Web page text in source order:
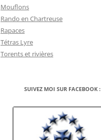
Mouflons
Rando en Chartreuse
Rapaces
Tétras Lyre
Torents et rivières
SUIVEZ MOI SUR FACEBOOK :